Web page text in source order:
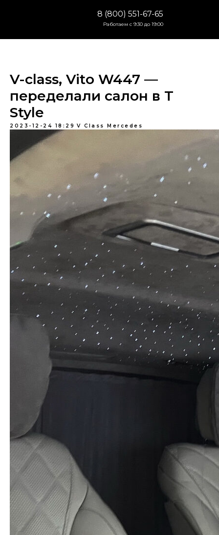
Работаем с 9:30 до 19:00
Заказать звонок
8 (800) 551-67-65
V-class, Vito W447 —
переделали салон в T
Style
2023-12-24 18:29 V Class Mercedes